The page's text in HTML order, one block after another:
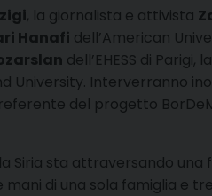
, la giornalista e attivista
Hanafi dell’American
dell’EHESS di Parigi,
University. Interverranno
del progetto
Siria sta attraversando
di una sola famiglia e